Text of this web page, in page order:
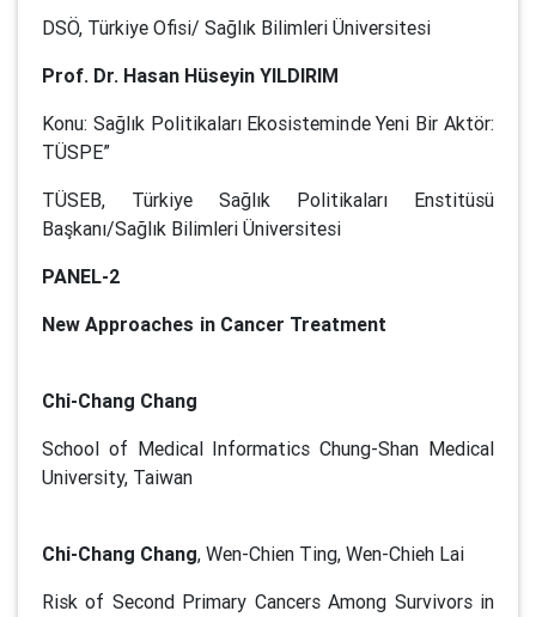
DSÖ, Türkiye Ofisi/ Sağlık Bilimleri Üniversitesi
Prof. Dr. Hasan Hüseyin YILDIRIM
Konu: Sağlık Politikaları Ekosisteminde Yeni Bir Aktör:
TÜSPE”
TÜSEB, Türkiye Sağlık Politikaları Enstitüsü
Başkanı/Sağlık Bilimleri Üniversitesi
PANEL-2
New Approaches in Cancer Treatment
Chi-Chang Chang
School of Medical Informatics Chung-Shan Medical
University, Taiwan
Chi-Chang Chang, Wen-Chien Ting, Wen-Chieh Lai
Risk of Second Primary Cancers Among Survivors in